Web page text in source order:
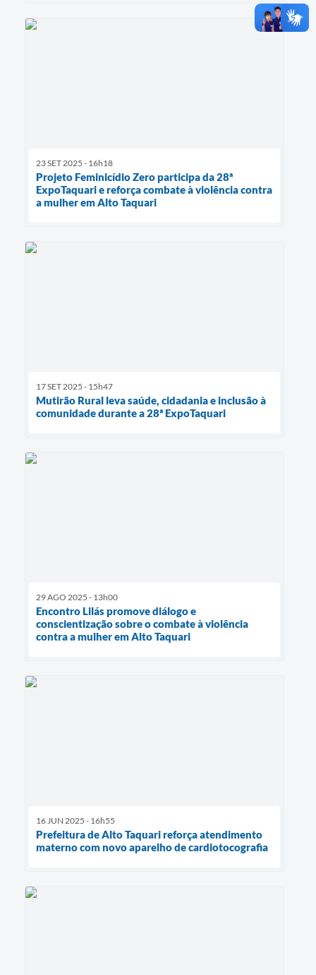
23 SET 2025 - 16h18
Projeto Feminicídio Zero participa da 28ª
ExpoTaquari e reforça combate à violência contra
a mulher em Alto Taquari
17 SET 2025 - 15h47
Mutirão Rural leva saúde, cidadania e inclusão à
comunidade durante a 28ª ExpoTaquari
29 AGO 2025 - 13h00
Encontro Lilás promove diálogo e
conscientização sobre o combate à violência
contra a mulher em Alto Taquari
16 JUN 2025 - 16h55
Prefeitura de Alto Taquari reforça atendimento
materno com novo aparelho de cardiotocografia